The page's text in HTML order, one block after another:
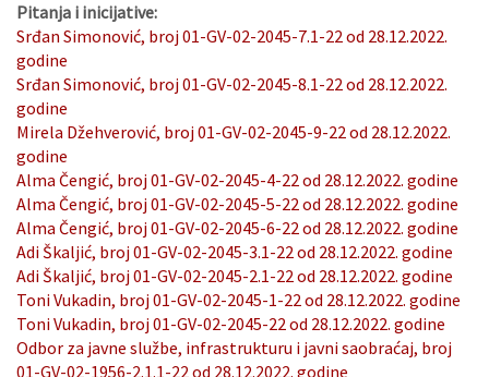
Pitanja i inicijative:
Srđan Simonović, broj 01-GV-02-2045-7.1-22 od 28.12.2022.
godine
Srđan Simonović, broj 01-GV-02-2045-8.1-22 od 28.12.2022.
godine
Mirela Džehverović, broj 01-GV-02-2045-9-22 od 28.12.2022.
godine
Alma Čengić, broj 01-GV-02-2045-4-22 od 28.12.2022. godine
Alma Čengić, broj 01-GV-02-2045-5-22 od 28.12.2022. godine
Alma Čengić, broj 01-GV-02-2045-6-22 od 28.12.2022. godine
Adi Škaljić, broj 01-GV-02-2045-3.1-22 od 28.12.2022. godine
Adi Škaljić, broj 01-GV-02-2045-2.1-22 od 28.12.2022. godine
Toni Vukadin, broj 01-GV-02-2045-1-22 od 28.12.2022. godine
Toni Vukadin, broj 01-GV-02-2045-22 od 28.12.2022. godine
Odbor za javne službe, infrastrukturu i javni saobraćaj, broj
01-GV-02-1956-2.1.1-22 od 28.12.2022. godine